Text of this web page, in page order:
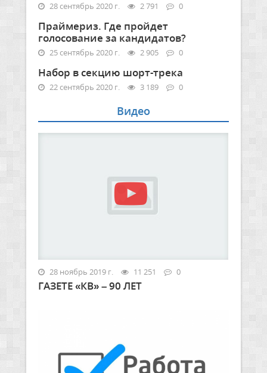
28 сентябрь 2020 г. 2 791 0
Праймериз. Где пройдет
голосование за кандидатов?
25 сентябрь 2020 г. 2 905 0
Набор в секцию шорт-трека
22 сентябрь 2020 г. 3 189 0
Видео
28 ноябрь 2019 г. 11 251 0
ГАЗЕТЕ «КВ» – 90 ЛЕТ